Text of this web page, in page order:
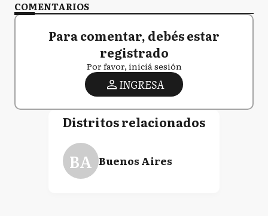
COMENTARIOS
Para comentar, debés estar
registrado
Por favor, iniciá sesión
INGRESA
Distritos relacionados
BA Buenos Aires